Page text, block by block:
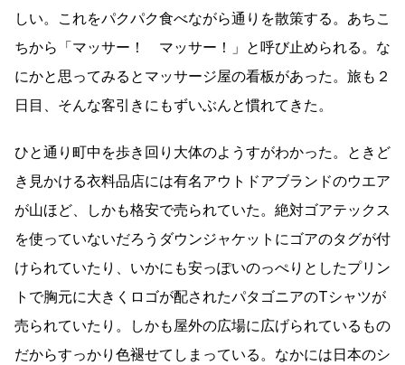
しい。これをパクパク食べながら通りを散策する。あちこ
ちから「マッサー！ マッサー！」と呼び止められる。な
にかと思ってみるとマッサージ屋の看板があった。旅も２
日目、そんな客引きにもずいぶんと慣れてきた。
ひと通り町中を歩き回り大体のようすがわかった。ときど
き見かける衣料品店には有名アウトドアブランドのウエア
が山ほど、しかも格安で売られていた。絶対ゴアテックス
を使っていないだろうダウンジャケットにゴアのタグが付
けられていたり、いかにも安っぽいのっぺりとしたプリン
トで胸元に大きくロゴが配されたパタゴニアのTシャツが
売られていたり。しかも屋外の広場に広げられているもの
だからすっかり色褪せてしまっている。なかには日本のシ